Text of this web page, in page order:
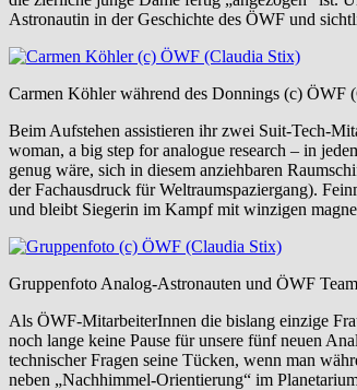
Astronautin in der Geschichte des ÖWF und
Carmen Köhler während des Donnings (c) ÖWF
Beim Aufstehen assistieren ihr zwei Suit-Tech-
woman, a big step for analogue research – in
genug wäre, sich in diesem anziehbaren
der Fachausdruck für Weltraumspaziergang).
und bleibt Siegerin im Kampf mit winzigen
Gruppenfoto Analog-Astronauten und ÖWF
Als ÖWF-MitarbeiterInnen die bislang einzige
noch lange keine Pause für unsere fünf neuen
technischer Fragen seine Tücken, wenn man
neben „Nachhimmel-Orientierung“ im